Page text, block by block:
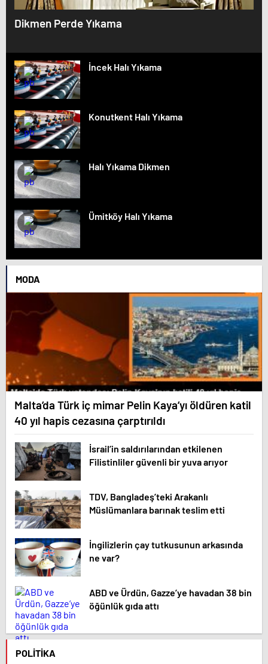
Dikmen Perde Yıkama
İncek Halı Yıkama
Konutkent Halı Yıkama
Halı Yıkama Dikmen
Ümitköy Halı Yıkama
MODA
Malta’da Türk iç mimar Pelin Kaya’yı öldüren katil
40 yıl hapis cezasına çarptırıldı
İsrail’in saldırılarından etkilenen
Filistinliler güvenli bir yuva arıyor
TDV, Bangladeş’teki Arakanlı
Müslümanlara barınak teslim etti
İngilizlerin çay tutkusunun arkasında
ne var?
ABD ve Ürdün, Gazze’ye havadan 38 bin
öğünlük gıda attı
POLITIKA